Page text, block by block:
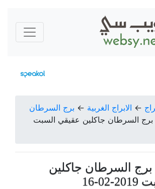
← الابراج الغربية ← برج السرطان
السرطان جاكلين عقيقي السبت
السرطان جاكلين
16